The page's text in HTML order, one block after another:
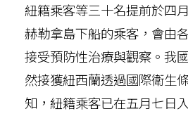
紐籍乘客等三十名提前於四
赫勒拿島下船的乘客，會由
接受預防性治療與觀察。我
然接獲紐西蘭透過國際衛生
知，紐籍乘客已在五月七日